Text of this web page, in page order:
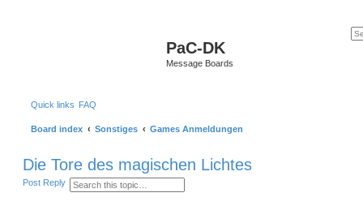
PaC-DK
Message Boards
Quick links FAQ
Board index Sonstiges Games Anmeldungen
Die Tore des magischen Lichtes
Post Reply S
e
A
d